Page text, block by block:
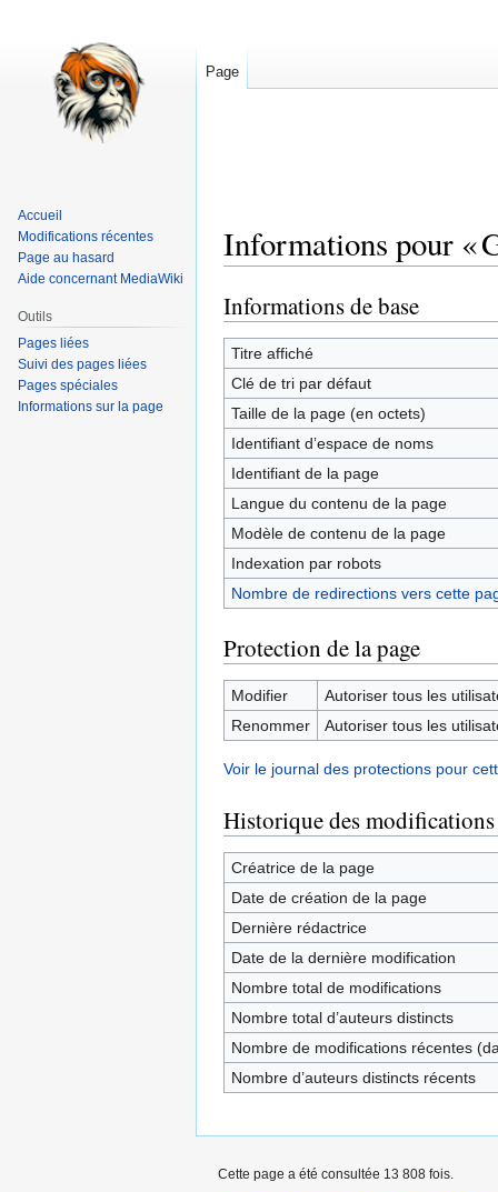
Informations pour «
Aller
à
la
navigation
Aller
à
la
recherche
Informations de base
Titre affiché
Clé de tri par défaut
Taille de la page (en octets)
Identifiant dʼespace de noms
Identifiant de la page
Langue du contenu de la page
Modèle de contenu de la page
Indexation par robots
Nombre de redirections vers cette
Protection de la page
Modifier
Autoriser tous les
Renommer
Autoriser tous les
Voir le journal des protections pour
Historique des modifications
Créatrice de la page
Date de création de la page
Dernière rédactrice
Date de la dernière modification
Nombre total de modifications
Nombre total d’auteurs distincts
Nombre de modifications récentes
Nombre d’auteurs distincts récents
Page
Accueil
Modifications récentes
Page au hasard
Aide concernant MediaWiki
Outils
Pages liées
Suivi des pages liées
Pages spéciales
Informations sur la page
Cette page a été consultée 13 808 fois.